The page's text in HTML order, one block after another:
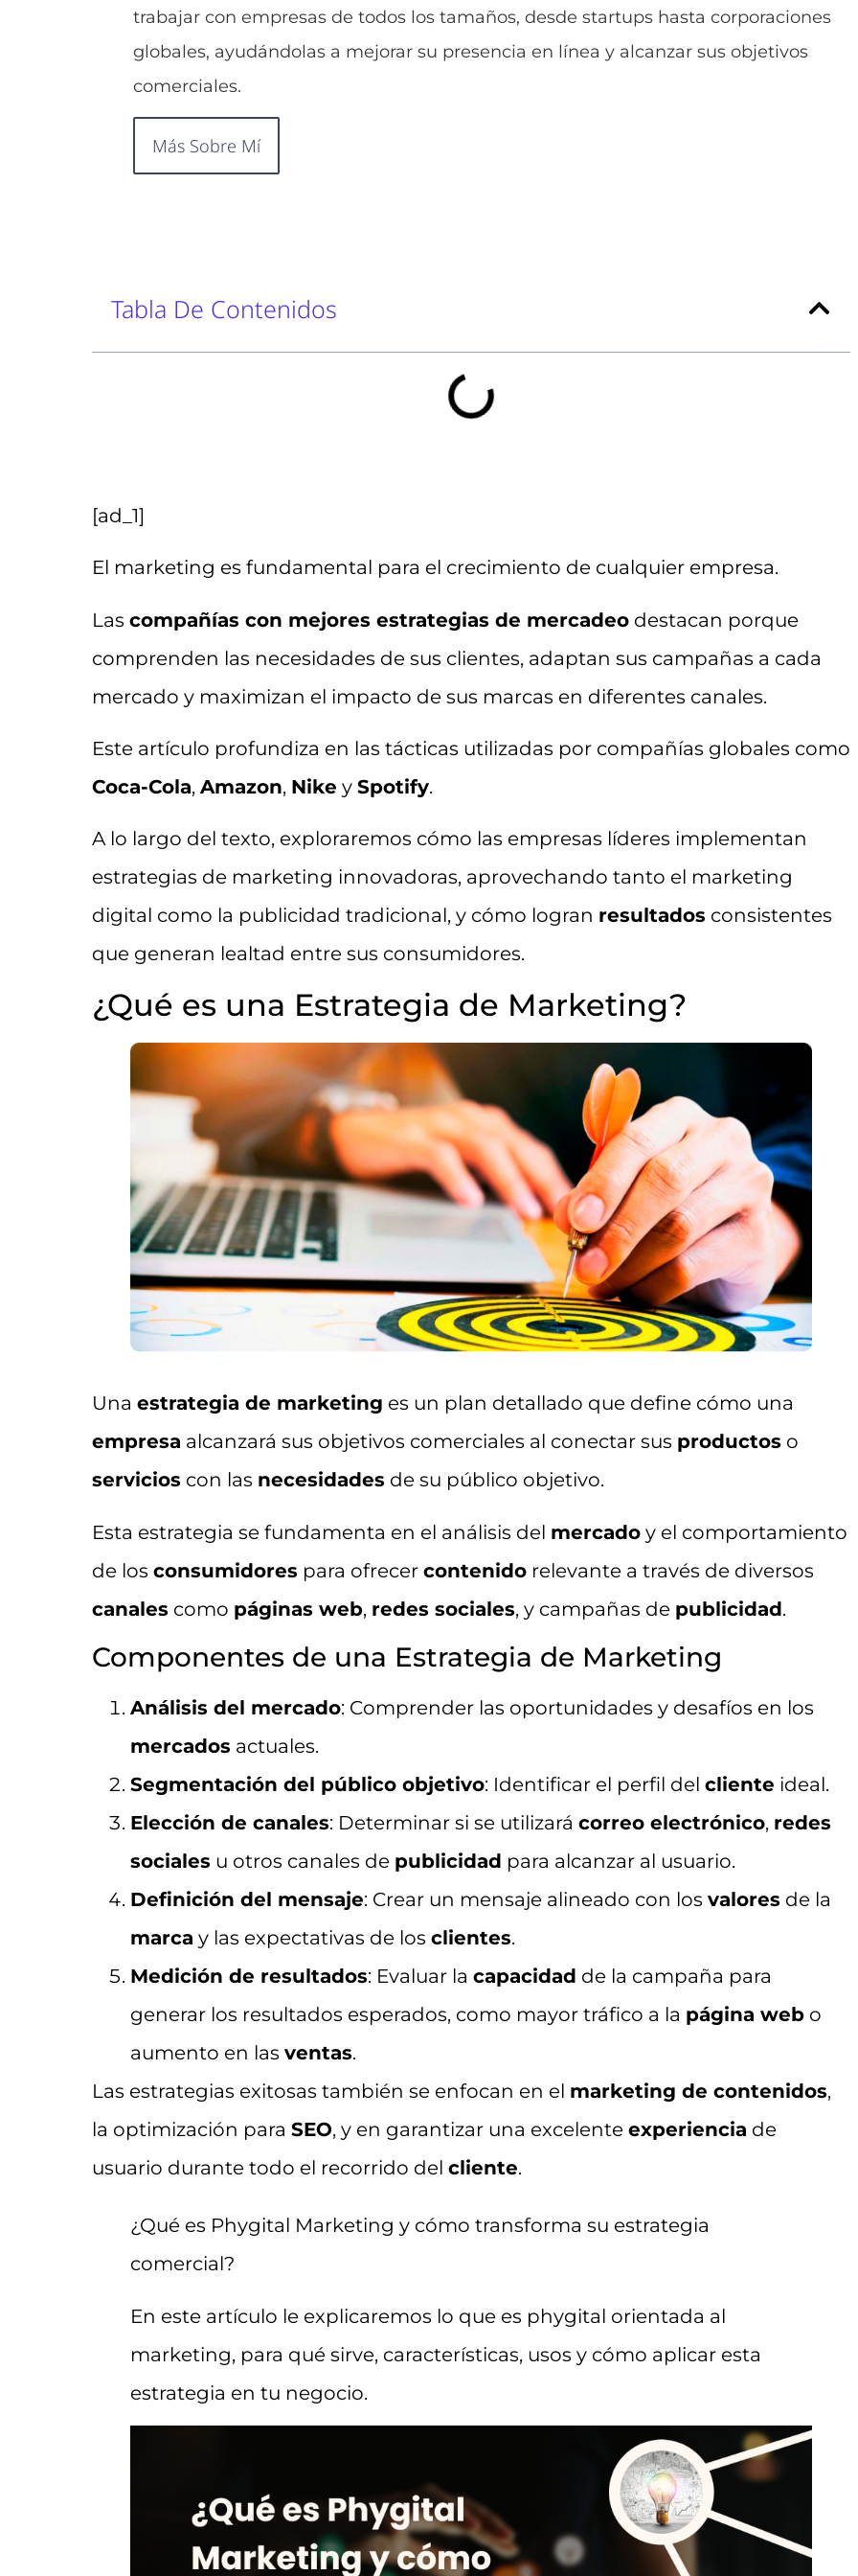
trabajar con empresas de todos los tamaños, desde startups hasta corporaciones
globales, ayudándolas a mejorar su presencia en línea y alcanzar sus objetivos
comerciales.
Más Sobre Mí
Tabla De Contenidos
[ad_1]
El marketing es fundamental para el crecimiento de cualquier empresa.
Las compañías con mejores estrategias de mercadeo destacan porque
comprenden las necesidades de sus clientes, adaptan sus campañas a cada
mercado y maximizan el impacto de sus marcas en diferentes canales.
Este artículo profundiza en las tácticas utilizadas por compañías globales como
Coca-Cola, Amazon, Nike y Spotify.
A lo largo del texto, exploraremos cómo las empresas líderes implementan
estrategias de marketing innovadoras, aprovechando tanto el marketing
digital como la publicidad tradicional, y cómo logran resultados consistentes
que generan lealtad entre sus consumidores.
¿Qué es una Estrategia de Marketing?
Una estrategia de marketing es un plan detallado que define cómo una
empresa alcanzará sus objetivos comerciales al conectar sus productos o
servicios con las necesidades de su público objetivo.
Esta estrategia se fundamenta en el análisis del mercado y el comportamiento
de los consumidores para ofrecer contenido relevante a través de diversos
canales como páginas web, redes sociales, y campañas de publicidad.
Componentes de una Estrategia de Marketing
Análisis del mercado: Comprender las oportunidades y desafíos en los
mercados actuales.
Segmentación del público objetivo: Identificar el perfil del cliente ideal.
Elección de canales: Determinar si se utilizará correo electrónico, redes
sociales u otros canales de publicidad para alcanzar al usuario.
Definición del mensaje: Crear un mensaje alineado con los valores de la
marca y las expectativas de los clientes.
Medición de resultados: Evaluar la capacidad de la campaña para
generar los resultados esperados, como mayor tráfico a la página web o
aumento en las ventas.
Las estrategias exitosas también se enfocan en el marketing de contenidos,
la optimización para SEO, y en garantizar una excelente experiencia de
usuario durante todo el recorrido del cliente.
¿Qué es Phygital Marketing y cómo transforma su estrategia
comercial?
En este artículo le explicaremos lo que es phygital orientada al
marketing, para qué sirve, características, usos y cómo aplicar esta
estrategia en tu negocio.